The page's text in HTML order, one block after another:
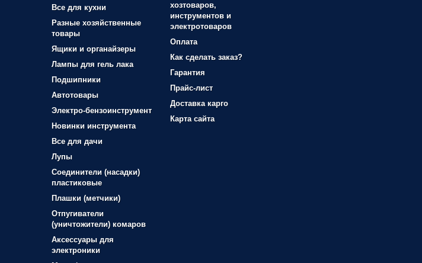
Все для кухни
Разные хозяйственные
товары
Ящики и органайзеры
Лампы для гель лака
Подшипники
Автотовары
Электро-бензоинструмент
Новинки инструмента
Все для дачи
Лупы
Соединители (насадки)
пластиковые
Плашки (метчики)
Отпугиватели
(уничтожители) комаров
Аксессуары для
электроники
хозтоваров,
инструментов и
электротоваров
Оплата
Как сделать заказ?
Гарантия
Прайс-лист
Доставка карго
Карта сайта